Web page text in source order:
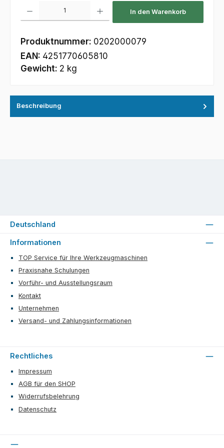
In den Warenkorb
Produktnummer: 0202000079
EAN: 4251770605810
Gewicht: 2 kg
Beschreibung
Informationen
TOP Service für Ihre Werkzeugmaschinen
Praxisnahe Schulungen
Vorführ- und Ausstellungsraum
Kontakt
Unternehmen
Versand- und Zahlungsinformationen
Rechtliches
Impressum
AGB für den SHOP
Widerrufsbelehrung
Datenschutz
Deutschland